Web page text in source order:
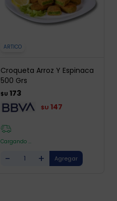
ARTICO
Croqueta Arroz Y Espinaca
500 Grs
$U 173
$U 147
Cargando ...
- +